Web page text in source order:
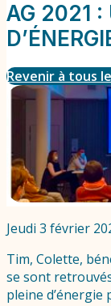
AG 2021 :
Revenir à tous
Jeudi 3 février
Tim, Colette,
se sont
pleine d’énergie